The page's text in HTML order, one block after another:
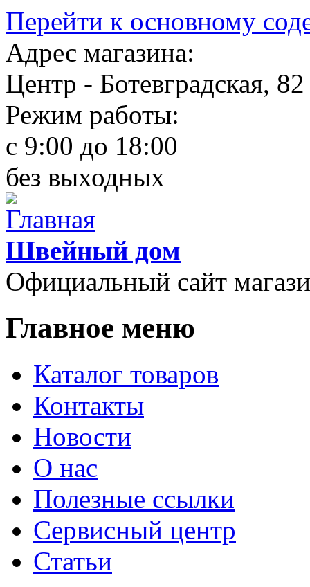
Перейти к основному
Адрес магазина:
Центр - Ботевградская, 82
Режим работы:
c 9:00 до 18:00
без выходных
Швейный дом
Официальный сайт
Главное меню
Каталог товаров
Контакты
Новости
О нас
Полезные ссылки
Сервисный центр
Статьи